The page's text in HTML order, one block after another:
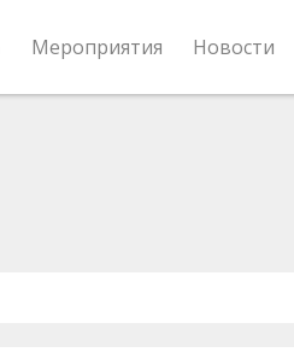
Мероприятия Новости